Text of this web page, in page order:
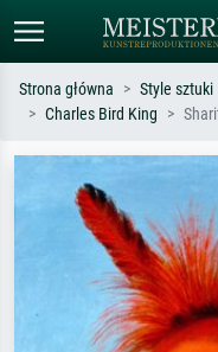
Monet, Gwiaździsta noc,
impresjonizm, fala Hokusaia,
Strona główna Style sztuki
Charles Bird King